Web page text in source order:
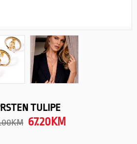
TULIPE
KM 67.20 KM